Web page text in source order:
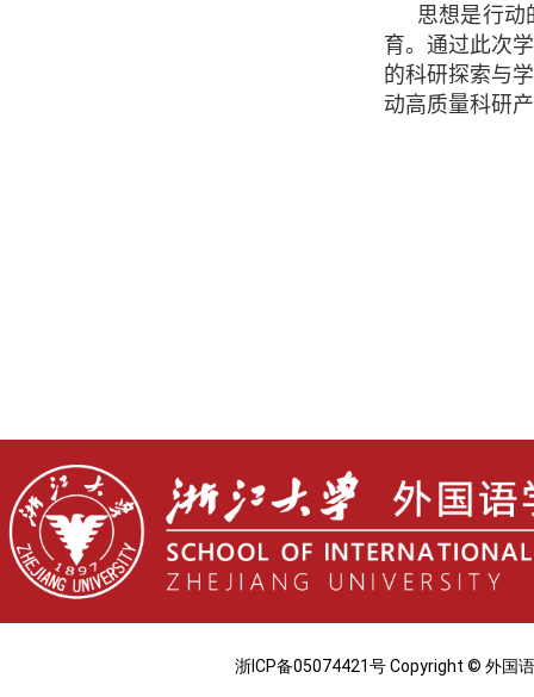
思想是行动
育。通过此次
的科研探索与
动高质量科研
浙ICP备05074421号 Copyright © 外国